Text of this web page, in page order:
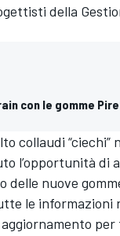
della
con le gomme
collaudi
l’opportunità di
delle nuove
le informazioni
aggiornamento